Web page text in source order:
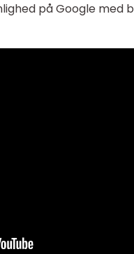
på Google med